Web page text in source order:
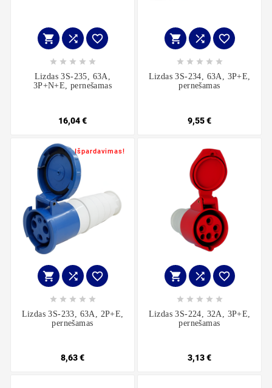
  
    
Lizdas 3S-235, 63A,
3P+N+E, pernešamas
16,04 €
  
    
Lizdas 3S-234, 63A, 3P+E,
pernešamas
9,55 €
Išpardavimas!
  
    
Lizdas 3S-233, 63A, 2P+E,
pernešamas
8,63 €
  
    
Lizdas 3S-224, 32A, 3P+E,
pernešamas
3,13 €